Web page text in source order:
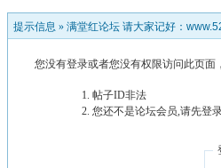
提示信息 » 满堂红论坛 请大家记好：
您没有登录或者您没有权限访问此页面
帖子ID非法
您还不是论坛会员,请先登